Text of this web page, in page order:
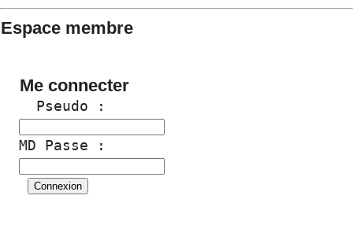
Espace membre
Me connecter
  Pseudo :
MD Passe :